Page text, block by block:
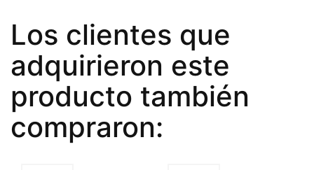
Los clientes que
adquirieron este
producto también
compraron: